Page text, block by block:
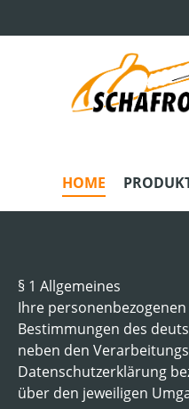
HOME
§ 1 Allgemeines
Ihre
Bestimmungen des
neben den
Datenschutzerklärung
über den jeweiligen